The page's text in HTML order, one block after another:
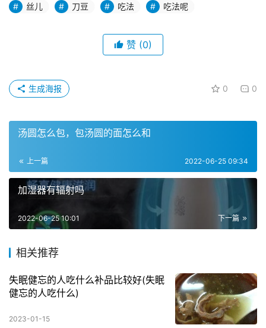
丝儿 刀豆 吃法 吃法呢
赞 (0)
0 0
生成海报
汤圆怎么包，包汤圆的面怎么和
上一篇 2022-06-25 09:34
加湿器有辐射吗
下一篇
2022-06-25 10:01
相关推荐
失眠健忘的人吃什么补品比较好(失眠
健忘的人吃什么)
2023-01-15